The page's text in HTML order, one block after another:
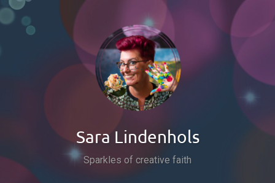
Naar
inhoud
Zoeken
Sara Lindenhols
Sparkles of creative faith